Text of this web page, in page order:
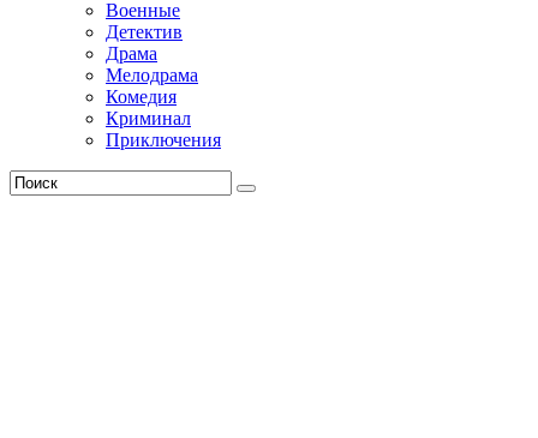
Военные
Детектив
Драма
Мелодрама
Комедия
Криминал
Приключения